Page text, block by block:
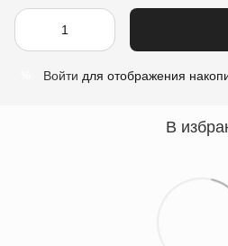
Войти для отображения
В